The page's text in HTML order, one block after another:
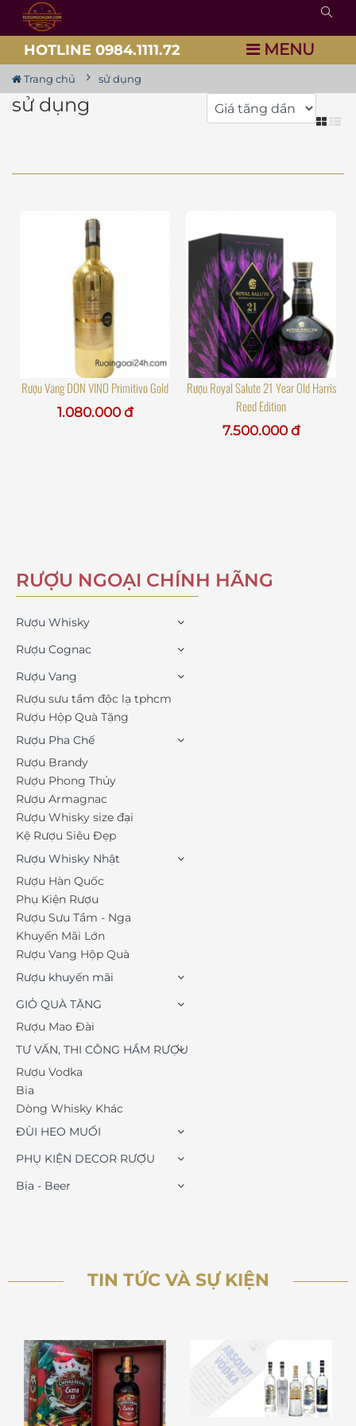
HOTLINE 0984.1111.72 MENU
Trang chủ sử dụng
RƯỢU NGOẠI CHÍNH HÃNG
Rượu Whisky
Rượu Cognac
Rượu Vang
Rượu sưu tầm độc lạ tphcm
Rượu Hộp Quà Tặng
Rượu Pha Chế
Rượu Brandy
Rượu Phong Thủy
Rượu Armagnac
Rượu Whisky size đại
Kệ Rượu Siêu Đẹp
Rượu Whisky Nhật
Rượu Hàn Quốc
Phụ Kiện Rượu
Rượu Sưu Tầm - Nga
Khuyến Mãi Lớn
Rượu Vang Hộp Quà
Rượu khuyến mãi
GIỎ QUÀ TẶNG
Rượu Mao Đài
TƯ VẤN, THI CÔNG HẦM RƯỢU
Rượu Vodka
Bia
Dòng Whisky Khác
ĐÙI HEO MUỐI
PHỤ KIỆN DECOR RƯỢU
Bia - Beer
sử dụng
Rượu Vang DON VINO Primitivo Gold
1.080.000 đ
Rượu Royal Salute 21 Year Old Harris
Reed Edition
7.500.000 đ
TIN TỨC VÀ SỰ KIỆN